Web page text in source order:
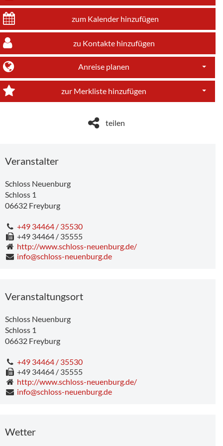
zum Kalender hinzufügen
zu Kontakte hinzufügen
Anreise planen
zur Merkliste hinzufügen
teilen
Veranstalter
Schloss Neuenburg
Schloss 1
06632 Freyburg
+49 34464 / 35530
+49 34464 / 35555
http://www.schloss-neuenburg.de/
info@schloss-neuenburg.de
Veranstaltungsort
Schloss Neuenburg
Schloss 1
06632 Freyburg
+49 34464 / 35530
+49 34464 / 35555
http://www.schloss-neuenburg.de/
info@schloss-neuenburg.de
Wetter